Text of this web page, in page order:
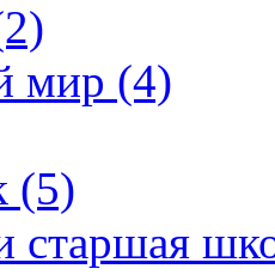
мир (4)
(5)
старшая